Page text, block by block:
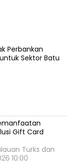
Perbankan
Sektor Batu
Gift Card
Turks dan
10:00